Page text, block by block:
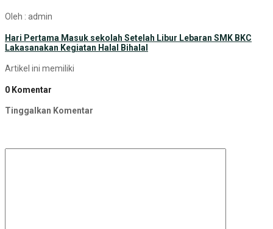
Oleh : admin
Hari Pertama Masuk sekolah Setelah Libur Lebaran SMK BKC
Lakasanakan Kegiatan Halal Bihalal
Artikel ini memiliki
0 Komentar
Tinggalkan Komentar